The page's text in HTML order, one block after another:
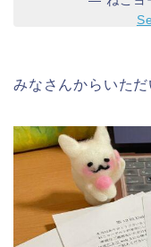
みなさんからいただ